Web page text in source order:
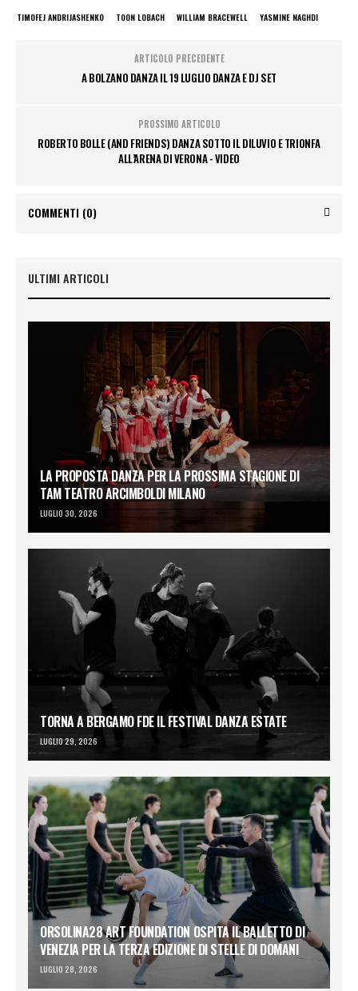
TIMOFEJ ANDRIJASHENKO
TOON LOBACH WILLIAM BRACEWELL YASMINE NAGHDI
ARTICOLO PRECEDENTE
A BOLZANO DANZA IL 19 LUGLIO DANZA E DJ SET
PROSSIMO ARTICOLO
ROBERTO BOLLE (AND FRIENDS) DANZA SOTTO IL DILUVIO E TRIONFA
ALL’ARENA DI VERONA - VIDEO
COMMENTI (0)
ULTIMI ARTICOLI
LA PROPOSTA DANZA PER LA PROSSIMA STAGIONE DI
TAM TEATRO ARCIMBOLDI MILANO
LUGLIO 30, 2026
TORNA A BERGAMO FDE IL FESTIVAL DANZA ESTATE
LUGLIO 29, 2026
ORSOLINA28 ART FOUNDATION OSPITA IL BALLETTO DI
VENEZIA PER LA TERZA EDIZIONE DI STELLE DI DOMANI
LUGLIO 28, 2026